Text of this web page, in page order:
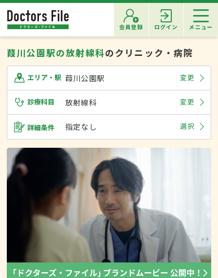
会員登録 ログイン メニュー
葭川公園駅の放射線科のクリニック・病院
エリア・駅 葭川公園駅 変更
診療科目 放射線科 変更
詳細条件 指定なし 選択